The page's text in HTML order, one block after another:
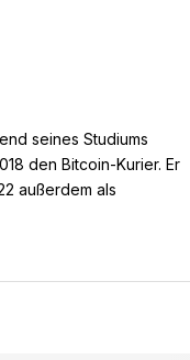
seines Studiums
den Bitcoin-Kurier. Er
außerdem als